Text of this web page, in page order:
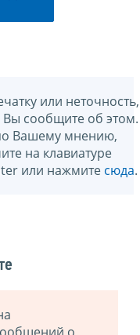
или неточность,
сообщите об этом.
Вашему мнению,
на клавиатуре
или нажмите сюда.